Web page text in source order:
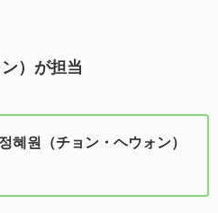
）が担当
정혜원（チョン・ヘウォン）